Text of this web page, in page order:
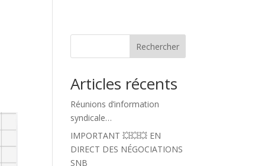
Rechercher
Articles récents
Réunions d’information
syndicale…
IMPORTANT 💥💥💥 EN
DIRECT DES NÉGOCIATIONS
SNB